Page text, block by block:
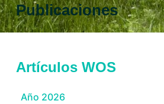
Publicaciones
Artículos WOS
Año 2026